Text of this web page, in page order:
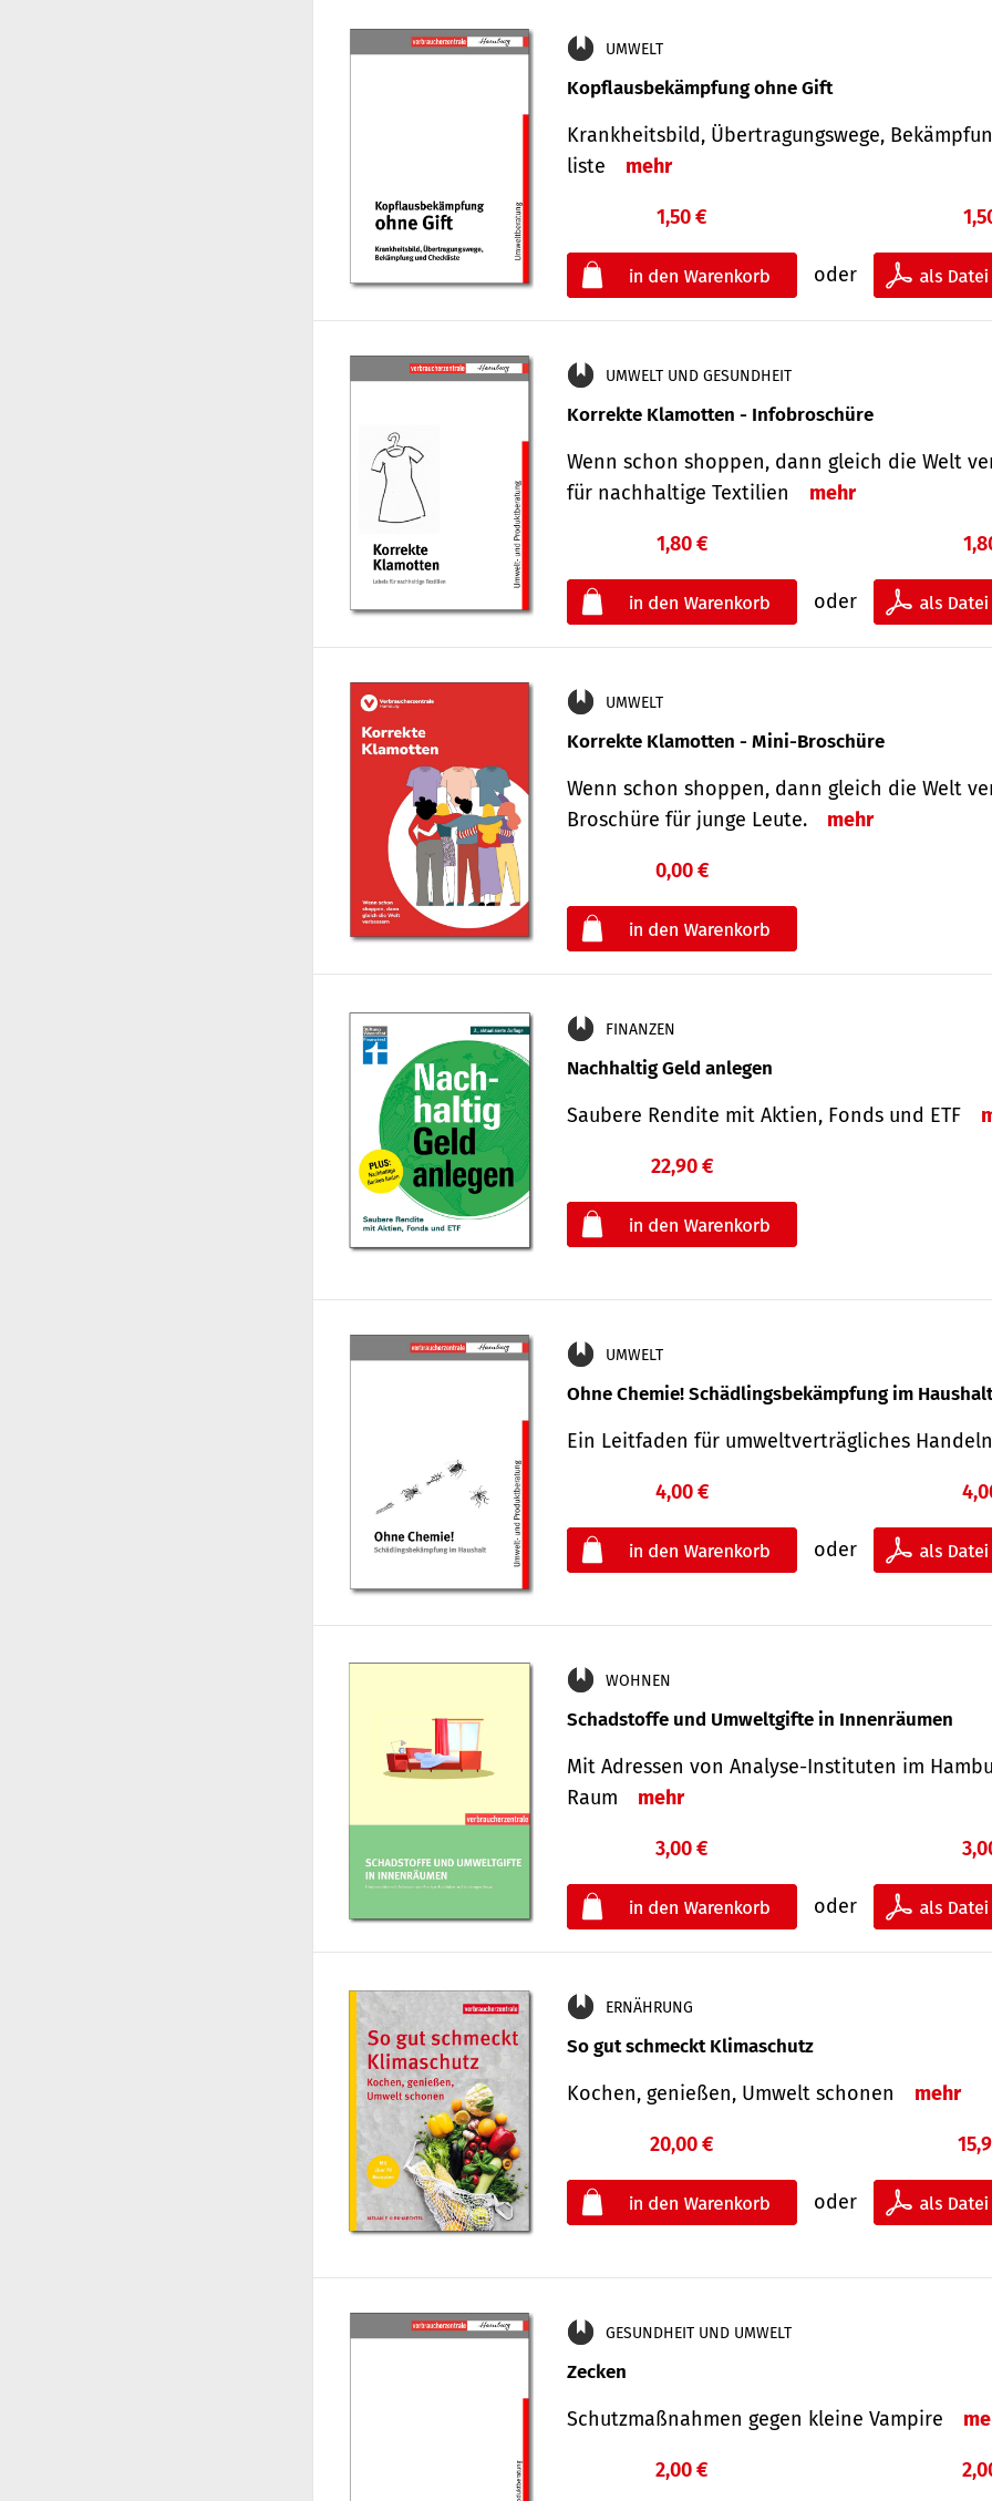
UMWELT
Kopflausbekämpfung ohne Gift
Krankheits­bild, Übertra­gungs­wege,
liste
mehr
1,50 €
oder
UMWELT UND GESUNDHEIT
Korrekte Klamotten - Infobroschüre
Wenn schon shoppen, dann gleich die Welt
für nachhaltige Textilien
mehr
1,80 €
oder
UMWELT
Korrekte Klamotten - Mini-Broschüre
Wenn schon shoppen, dann gleich die Welt
Broschüre für junge Leute.
mehr
0,00 €
FINANZEN
Nachhaltig Geld anlegen
Saubere Rendite mit Aktien, Fonds und ETF
22,90 €
UMWELT
Ohne Chemie! Schädlingsbekämpfung im Haushalt
Ein Leitfaden für um­welt­ver­träg­liches Han­deln
4,00 €
oder
WOHNEN
Schadstoffe und Umweltgifte in Innenräumen
Mit Adressen von Analyse-Insti­tuten im
Raum
mehr
3,00 €
oder
ERNÄHRUNG
So gut schmeckt Klimaschutz
Kochen, genießen, Umwelt schonen mehr
20,00 €
oder
GESUNDHEIT UND UMWELT
Zecken
Schutz­maß­nahmen gegen kleine Vampire
2,00 €